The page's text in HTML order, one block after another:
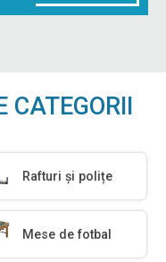
CATEGORII
Rafturi și polițe
Mese de fotbal